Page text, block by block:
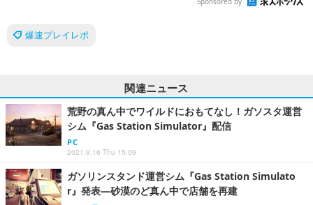
爆速プレイレポ
関連ニュース
荒野の真ん中でワイルドにおもてなし！ガソスタ運営
シム『Gas Station Simulator』配信
PC
2021.9.16 Thu 15:09
ガソリンスタンド運営シム『Gas Station Simulato
r』発表―砂漠のど真ん中で店舗を再建